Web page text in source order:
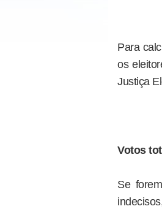
Para
os
Justiça
Votos
Se